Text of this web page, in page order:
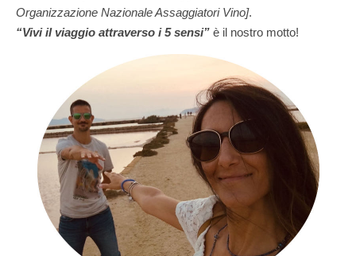
Organizzazione Nazionale Assaggiatori Vino].
“Vivi il viaggio attraverso i 5 sensi” è il nostro motto!